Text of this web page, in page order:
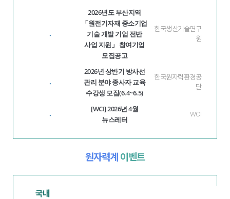
·
2026년도 부산지역
「원전기자재 중소기업
기술 개발 기업 전반
사업 지원」 참여기업
모집공고
한국생산기술연구
원
·
2026년 상반기 방사선
관리 분야 종사자 교육
수강생 모집(6.4~6.5)
한국원자력환경공
단
·
[WCI] 2026년 4월
뉴스레터
WCI
원자력계 이벤트
국내